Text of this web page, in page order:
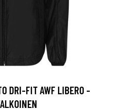
DRI-FIT AWF LIBERO -